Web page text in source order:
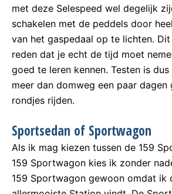
met deze Selespeed wel degelijk
schakelen met de peddels door
van het gaspedaal op te lichten.
reden dat je echt de tijd moet
goed te leren kennen. Testen is
meer dan domweg een paar dagen
rondjes rijden.
Sportsedan of Sportwagon
Als ik mag kiezen tussen de 159
159 Sportwagon kies ik zonder
159 Sportwagon gewoon omdat ik